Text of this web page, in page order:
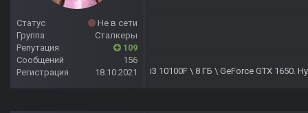
Статус
Не в сети
Группа
Сталкеры
Репутация
109
Сообщений
156
Регистрация
18.10.2021 i3 10100F \ 8 ГБ \ GeForce GTX 1650.